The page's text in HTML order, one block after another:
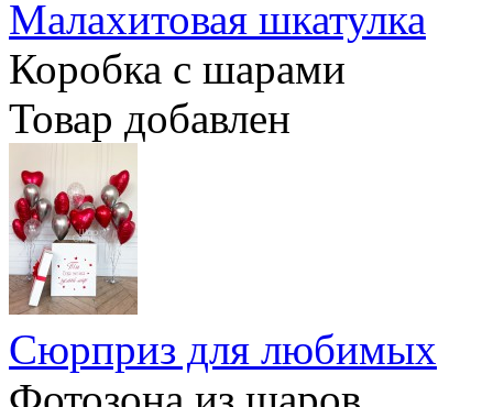
Малахитовая шкатулка
Коробка с шарами
Товар добавлен
Сюрприз для любимых